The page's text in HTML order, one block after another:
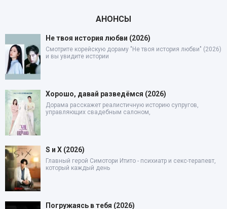
АНОНСЫ
Не твоя история любви (2026)
Смотрите корейскую дораму "Не твоя история любви" (2026)
и вы увидите истории
Хорошо, давай разведёмся (2026)
Дорама расскажет реалистичную историю супругов,
управляющих свадебным салоном,
S и X (2026)
Главный герой Симотори Итито - психиатр и секс-терапевт,
который каждый день
Погружаясь в тебя (2026)